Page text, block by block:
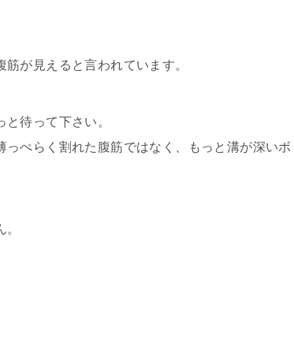
が見えると言われています。
待って下さい。
ぺらく割れた腹筋ではなく、もっと溝が深いボ